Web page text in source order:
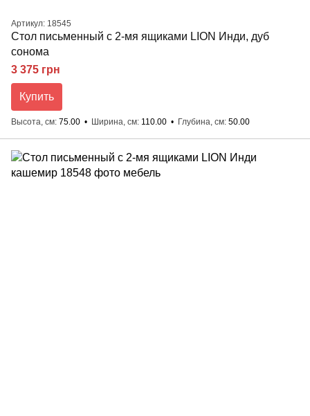
Артикул: 18545
Стол письменный с 2-мя ящиками LION Инди, дуб
сонома
3 375 грн
Купить
Высота, см 75.00 Ширина, см 110.00 Глубина, см 50.00